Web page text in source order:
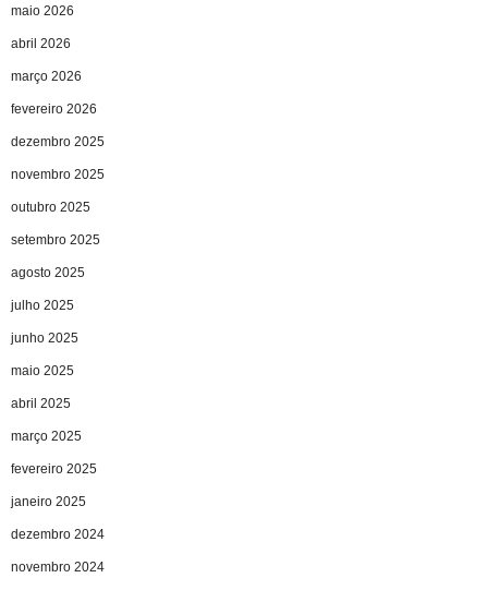
maio 2026
abril 2026
março 2026
fevereiro 2026
dezembro 2025
novembro 2025
outubro 2025
setembro 2025
agosto 2025
julho 2025
junho 2025
maio 2025
abril 2025
março 2025
fevereiro 2025
janeiro 2025
dezembro 2024
novembro 2024